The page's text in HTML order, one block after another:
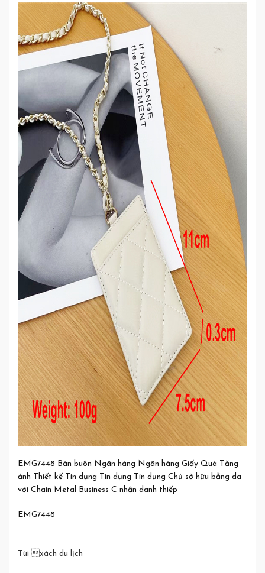
EMG7448 Bán buôn Ngân hàng Ngân hàng Giấy Quà Tăng
ảnh Thiết kế Tín dụng Tín dụng Tín dụng Chủ sở hữu bằng da
với Chain Metal Business C nhận danh thiếp
EMG7448
Túi xách du lịch